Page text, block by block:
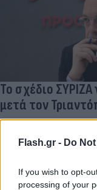
Flash.gr - Do
If you wish to opt-
processing of your
Το σχέδιο
μετά τον
Ο Χρήστος
προανακριτικές,